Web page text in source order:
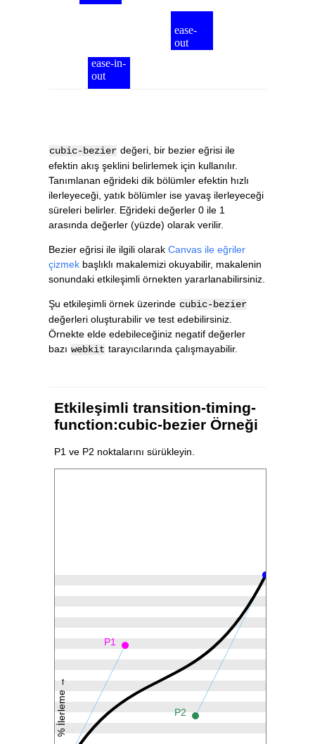
cubic-bezier değeri, bir bezier eğrisi ile
efektin akış şeklini belirlemek için kullanılır.
Tanımlanan eğrideki dik bölümler efektin hızlı
ilerleyeceği, yatık bölümler ise yavaş ilerleyeceği
süreleri belirler. Eğrideki değerler 0 ile 1
arasında değerler (yüzde) olarak verilir.
Bezier eğrisi ile ilgili olarak Canvas ile eğriler
çizmek başlıklı makalemizi okuyabilir, makalenin
sonundaki etkileşimli örnekten yararlanabilirsiniz.
Şu etkileşimli örnek üzerinde cubic-bezier
değerleri oluşturabilir ve test edebilirsiniz.
Örnekte elde edebileceğiniz negatif değerler
bazı webkit tarayıcılarında çalışmayabilir.